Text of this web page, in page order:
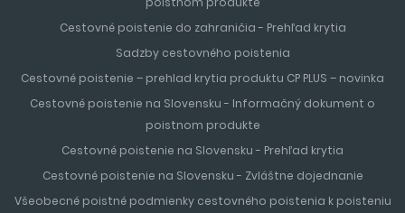
Cestovné poistenie do zahraničia - Prehľad krytia
Sadzby cestovného poistenia
Cestovné poistenie – prehlad krytia produktu CP PLUS – novinka
Cestovné poistenie na Slovensku - Informačný dokument o
poistnom produkte
Cestovné poistenie na Slovensku - Prehľad krytia
Cestovné poistenie na Slovensku - Zvláštne dojednanie
Všeobecné poistné podmienky cestovného poistenia k poisteniu